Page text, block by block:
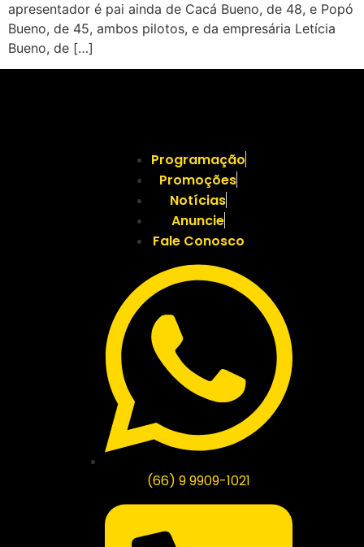
apresentador é pai ainda de Cacá Bueno, de 48, e Popó
Bueno, de 45, ambos pilotos, e da empresária Letícia
Bueno, de […]
Programação
Promoções
Notícias
Anuncie
Fale Conosco
(66) 9 9909-1021